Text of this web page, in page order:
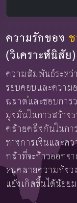
ความรักของ
(วิเคราะห์นิสัย)
ความสัมพันธ์ระห
รอบคอบและควา
ฉลาดและชอบกา
มุ่งมั่นในการสร้าง
คล้ายคลึงกันในก
ทางการเงินและค
กล้าที่จะก้าวออกจ
หนูคลายความกัง
แย้งเกิดขึ้นได้น้อย